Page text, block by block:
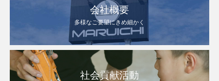
会社概要
多様なご要望にきめ細かく
社会貢献活動